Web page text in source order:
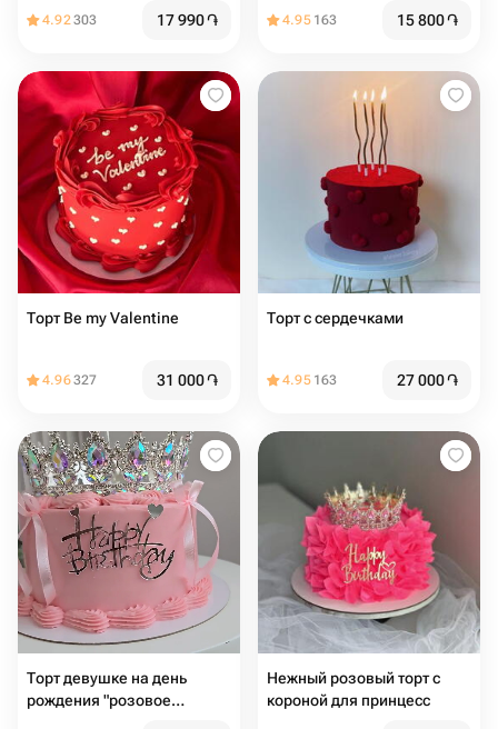
4.92303 17 990֏ 4.95 163 15 800֏
Торт Be my Valentine
4.96327 31 000֏
Торт с сердечками
4.95 163 27 000֏
Торт девушке на день
рождения "розовое
Нежный розовый торт с
короной для принцесс